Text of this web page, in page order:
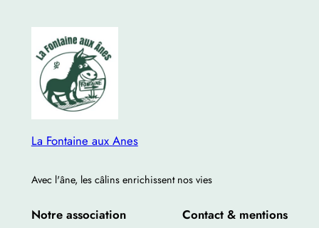
La Fontaine aux Anes
Avec l'âne, les câlins enrichissent nos vies
Notre association Contact & mentions